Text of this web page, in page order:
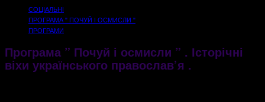
СОЦІАЛЬНІ
ПРОГРАМА " ПОЧУЙ І ОСМИСЛИ "
ПРОГРАМИ
Програма ” Почуй і осмисли ” . Історічні
віхи українського православ’я .